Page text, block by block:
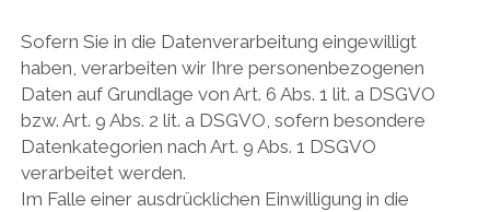
Sofern Sie in die Datenverarbeitung eingewilligt
haben, verarbeiten wir Ihre personenbezogenen
Daten auf Grundlage von Art. 6 Abs. 1 lit. a DSGVO
bzw. Art. 9 Abs. 2 lit. a DSGVO, sofern besondere
Datenkategorien nach Art. 9 Abs. 1 DSGVO
verarbeitet werden.
Im Falle einer ausdrücklichen Einwilligung in die